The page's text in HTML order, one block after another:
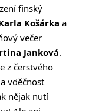
finský
Košárka a
večer
Janková.
z čerstvého
vděčnost
nějak nutí